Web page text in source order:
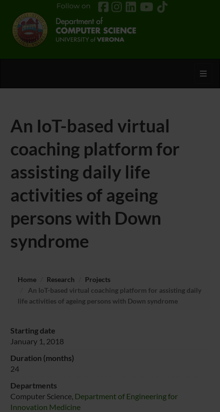
Follow on
An IoT-based virtual
coaching platform for
assisting daily life
activities of ageing
persons with Down
syndrome
Home Research
Projects
An IoT-based virtual coaching platform for assisting daily
life activities of ageing persons with Down syndrome
Starting date
January 1, 2018
Duration (months)
24
Departments
Computer Science, Department of Engineering for
Innovation Medicine